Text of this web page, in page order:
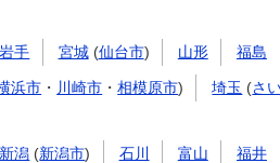
岩手 宮城(仙台市) 山形 福島
浜市 ・ 川崎市 ・相模原市) 埼玉 (さ
新潟 (新潟市) 石川 富山 福井